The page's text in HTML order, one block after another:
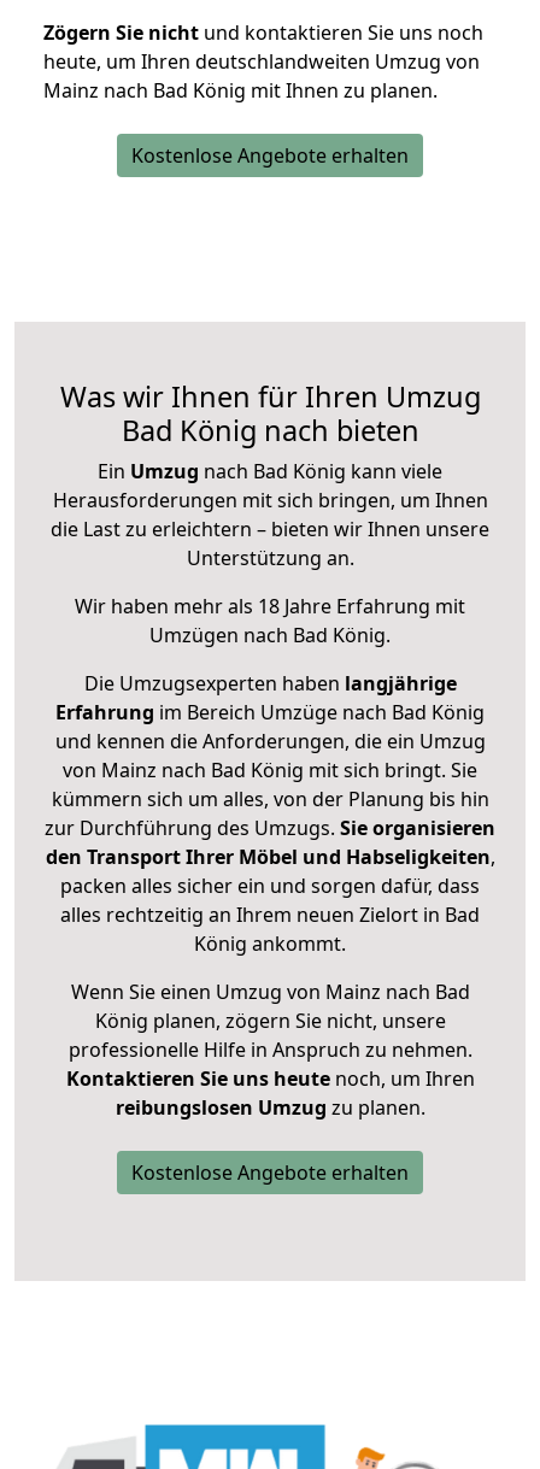
Zögern Sie nicht und kontaktieren Sie uns noch
heute, um Ihren deutschlandweiten Umzug von
Mainz nach Bad König mit Ihnen zu planen.
Kostenlose Angebote erhalten
Was wir Ihnen für Ihren Umzug
Bad König nach bieten
Ein Umzug nach Bad König kann viele
Herausforderungen mit sich bringen, um Ihnen
die Last zu erleichtern – bieten wir Ihnen unsere
Unterstützung an.
Wir haben mehr als 18 Jahre Erfahrung mit
Umzügen nach Bad König.
Die Umzugsexperten haben langjährige
Erfahrung im Bereich Umzüge nach Bad König
und kennen die Anforderungen, die ein Umzug
von Mainz nach Bad König mit sich bringt. Sie
kümmern sich um alles, von der Planung bis hin
zur Durchführung des Umzugs. Sie organisieren
den Transport Ihrer Möbel und Habseligkeiten,
packen alles sicher ein und sorgen dafür, dass
alles rechtzeitig an Ihrem neuen Zielort in Bad
König ankommt.
Wenn Sie einen Umzug von Mainz nach Bad
König planen, zögern Sie nicht, unsere
professionelle Hilfe in Anspruch zu nehmen.
Kontaktieren Sie uns heutenoch, um Ihren
reibungslosen Umzug zu planen.
Kostenlose Angebote erhalten